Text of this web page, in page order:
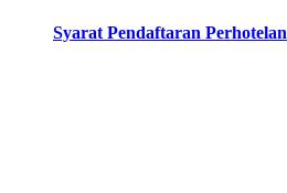
Syarat Pendaftaran Perhotelan